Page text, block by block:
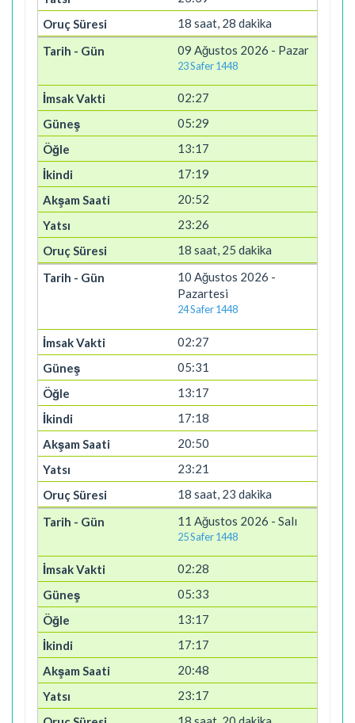
18 saat, 28 dakika
09 Ağustos 2026 - Pazar
23 Safer 1448
02:27
05:29
13:17
17:19
20:52
23:26
18 saat, 25 dakika
10 Ağustos 2026 -
Pazartesi
24 Safer 1448
02:27
05:31
13:17
17:18
20:50
23:21
18 saat, 23 dakika
11 Ağustos 2026 - Salı
25 Safer 1448
02:28
05:33
13:17
17:17
20:48
23:17